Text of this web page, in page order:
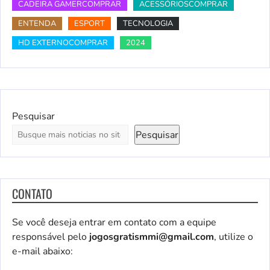
CADEIRA GAMERCOMPRAR
ACESSÓRIOSCOMPRAR
ENTENDA
ESPORT
TECNOLOGIA
HD EXTERNOCOMPRAR
2024
Pesquisar
Pesquisar
CONTATO
Se você deseja entrar em contato com a equipe
responsável pelojogosgratismmi@gmail.com, utilize o
e-mail abaixo: